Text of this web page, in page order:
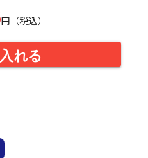
円（税込）
れる